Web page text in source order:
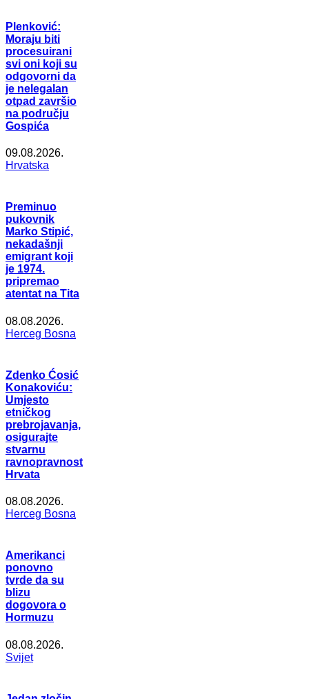
Plenković:
Moraju biti
procesuirani
svi oni koji su
odgovorni da
je nelegalan
otpad završio
na području
Gospića
09.08.2026.
Hrvatska
Preminuo
pukovnik
Marko Stipić,
nekadašnji
emigrant koji
je 1974.
pripremao
atentat na Tita
08.08.2026.
Herceg Bosna
Zdenko Ćosić
Konakoviću:
Umjesto
etničkog
prebrojavanja,
osigurajte
stvarnu
ravnopravnost
Hrvata
08.08.2026.
Herceg Bosna
Amerikanci
ponovno
tvrde da su
blizu
dogovora o
Hormuzu
08.08.2026.
Svijet